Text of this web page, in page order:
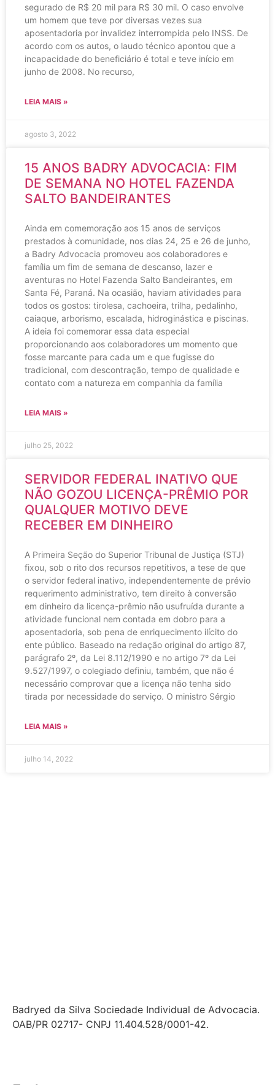
segurado de R$ 20 mil para R$ 30 mil. O caso envolve
um homem que teve por diversas vezes sua
aposentadoria por invalidez interrompida pelo INSS. De
acordo com os autos, o laudo técnico apontou que a
incapacidade do beneficiário é total e teve início em
junho de 2008. No recurso,
LEIA MAIS »
agosto 3, 2022
15 ANOS BADRY ADVOCACIA: FIM
DE SEMANA NO HOTEL FAZENDA
SALTO BANDEIRANTES
Ainda em comemoração aos 15 anos de serviços
prestados à comunidade, nos dias 24, 25 e 26 de junho,
a Badry Advocacia promoveu aos colaboradores e
família um fim de semana de descanso, lazer e
aventuras no Hotel Fazenda Salto Bandeirantes, em
Santa Fé, Paraná. Na ocasião, haviam atividades para
todos os gostos: tirolesa, cachoeira, trilha, pedalinho,
caiaque, arborismo, escalada, hidroginástica e piscinas.
A ideia foi comemorar essa data especial
proporcionando aos colaboradores um momento que
fosse marcante para cada um e que fugisse do
tradicional, com descontração, tempo de qualidade e
contato com a natureza em companhia da família
LEIA MAIS »
julho 25, 2022
SERVIDOR FEDERAL INATIVO QUE
NÃO GOZOU LICENÇA-PRÊMIO POR
QUALQUER MOTIVO DEVE
RECEBER EM DINHEIRO
A Primeira Seção do Superior Tribunal de Justiça (STJ)
fixou, sob o rito dos recursos repetitivos, a tese de que
o servidor federal inativo, independentemente de prévio
requerimento administrativo, tem direito à conversão
em dinheiro da licença-prêmio não usufruída durante a
atividade funcional nem contada em dobro para a
aposentadoria, sob pena de enriquecimento ilícito do
ente público. Baseado na redação original do artigo 87,
parágrafo 2º, da Lei 8.112/1990 e no artigo 7º da Lei
9.527/1997, o colegiado definiu, também, que não é
necessário comprovar que a licença não tenha sido
tirada por necessidade do serviço. O ministro Sérgio
LEIA MAIS »
julho 14, 2022
Badryed da Silva Sociedade Individual de Advocacia.
OAB/PR 02717- CNPJ 11.404.528/0001-42.